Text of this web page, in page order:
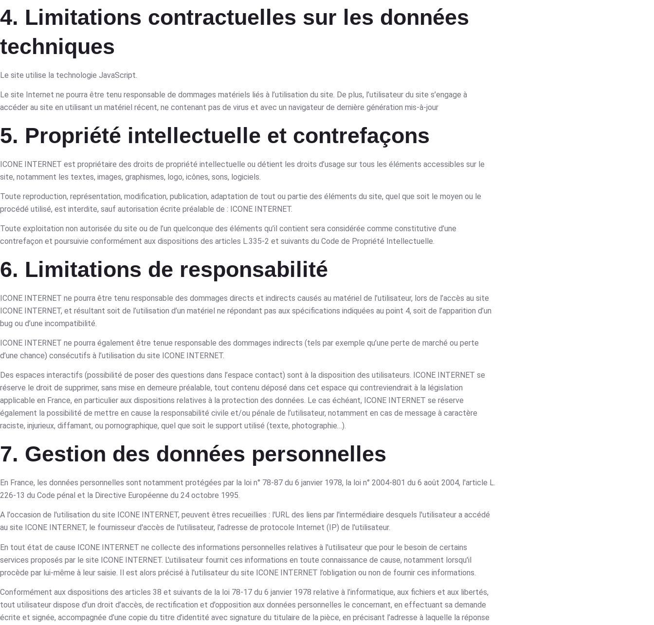
4. Limitations contractuelles sur les données
techniques
Le site utilise la technologie JavaScript.
Le site Internet ne pourra être tenu responsable de dommages matériels liés à l’utilisation du site. De plus, l’utilisateur du site s’engage à
accéder au site en utilisant un matériel récent, ne contenant pas de virus et avec un navigateur de dernière génération mis-à-jour
5. Propriété intellectuelle et contrefaçons
ICONE INTERNET est propriétaire des droits de propriété intellectuelle ou détient les droits d’usage sur tous les éléments accessibles sur le
site, notamment les textes, images, graphismes, logo, icônes, sons, logiciels.
Toute reproduction, représentation, modification, publication, adaptation de tout ou partie des éléments du site, quel que soit le moyen ou le
procédé utilisé, est interdite, sauf autorisation écrite préalable de : ICONE INTERNET.
Toute exploitation non autorisée du site ou de l’un quelconque des éléments qu’il contient sera considérée comme constitutive d’une
contrefaçon et poursuivie conformément aux dispositions des articles L.335-2 et suivants du Code de Propriété Intellectuelle.
6. Limitations de responsabilité
ICONE INTERNET ne pourra être tenu responsable des dommages directs et indirects causés au matériel de l’utilisateur, lors de l’accès au site
ICONE INTERNET, et résultant soit de l’utilisation d’un matériel ne répondant pas aux spécifications indiquées au point 4, soit de l’apparition d’un
bug ou d’une incompatibilité.
ICONE INTERNET ne pourra également être tenue responsable des dommages indirects (tels par exemple qu’une perte de marché ou perte
d’une chance) consécutifs à l’utilisation du site ICONE INTERNET.
Des espaces interactifs (possibilité de poser des questions dans l’espace contact) sont à la disposition des utilisateurs. ICONE INTERNET se
réserve le droit de supprimer, sans mise en demeure préalable, tout contenu déposé dans cet espace qui contreviendrait à la législation
applicable en France, en particulier aux dispositions relatives à la protection des données. Le cas échéant, ICONE INTERNET se réserve
également la possibilité de mettre en cause la responsabilité civile et/ou pénale de l’utilisateur, notamment en cas de message à caractère
raciste, injurieux, diffamant, ou pornographique, quel que soit le support utilisé (texte, photographie…).
7. Gestion des données personnelles
En France, les données personnelles sont notamment protégées par la loi n° 78-87 du 6 janvier 1978, la loi n° 2004-801 du 6 août 2004, l'article L.
226-13 du Code pénal et la Directive Européenne du 24 octobre 1995.
A l'occasion de l'utilisation du site ICONE INTERNET, peuvent êtres recueillies : l'URL des liens par l'intermédiaire desquels l'utilisateur a accédé
au site ICONE INTERNET, le fournisseur d'accès de l'utilisateur, l'adresse de protocole Internet (IP) de l'utilisateur.
En tout état de cause ICONE INTERNET ne collecte des informations personnelles relatives à l'utilisateur que pour le besoin de certains
services proposés par le site ICONE INTERNET. L'utilisateur fournit ces informations en toute connaissance de cause, notamment lorsqu'il
procède par lui-même à leur saisie. Il est alors précisé à l'utilisateur du site ICONE INTERNET l’obligation ou non de fournir ces informations.
Conformément aux dispositions des articles 38 et suivants de la loi 78-17 du 6 janvier 1978 relative à l’informatique, aux fichiers et aux libertés,
tout utilisateur dispose d’un droit d’accès, de rectification et d’opposition aux données personnelles le concernant, en effectuant sa demande
écrite et signée, accompagnée d’une copie du titre d’identité avec signature du titulaire de la pièce, en précisant l’adresse à laquelle la réponse